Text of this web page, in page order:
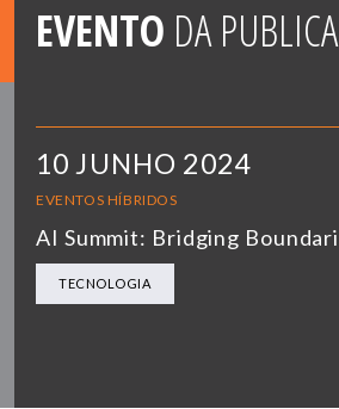
EVENTO DA
10 JUNHO 2024
EVENTOS HÍBRIDOS
AI Summit: Bridging
TECNOLOGIA